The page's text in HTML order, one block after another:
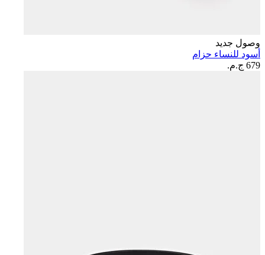
وصول جديد
أسود للنساء حزام
679 ج.م.‏